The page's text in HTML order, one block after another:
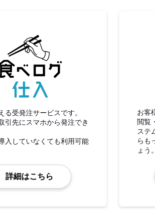
る受発注サービスです。
引先にスマホから発注でき
入していなくても利用可能
詳細はこちら
お客
閲覧
ステ
らも
ょう。